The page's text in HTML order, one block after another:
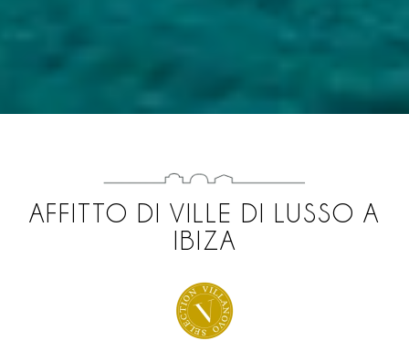
AFFITTO DI VILLE DI LUSSO A
IBIZA